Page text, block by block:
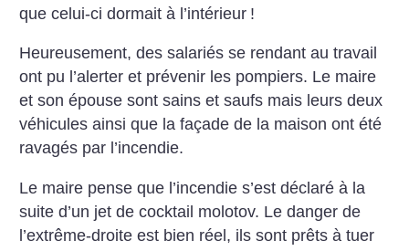
que celui-ci dormait à l’intérieur !
Heureusement, des salariés se rendant au travail
ont pu l’alerter et prévenir les pompiers. Le maire
et son épouse sont sains et saufs mais leurs deux
véhicules ainsi que la façade de la maison ont été
ravagés par l’incendie.
Le maire pense que l’incendie s’est déclaré à la
suite d’un jet de cocktail molotov. Le danger de
l’extrême-droite est bien réel, ils sont prêts à tuer